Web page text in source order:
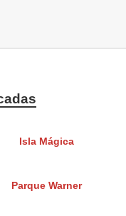
Isla Mágica
Parque Warner